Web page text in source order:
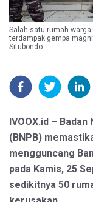
Salah satu rumah
terdampak gempa
Situbondo
IVOOX.id –
(BNPB)
mengguncang
pada Kamis, 25
sedikitnya 50